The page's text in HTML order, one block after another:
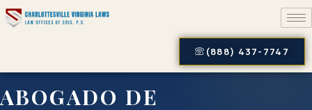
(888) 437-7747
ABOGADO DE